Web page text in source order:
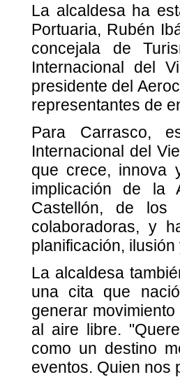
La alcaldesa ha
Portuaria, Rubén
concejala de
Internacional del
presidente del
representantes de
Para Carrasco,
Internacional del
que crece, innova
implicación de la
Castellón, de
colaboradoras, y
planificación,
La alcaldesa
una cita que
generar
al aire libre.
como un destino
eventos. Quien nos